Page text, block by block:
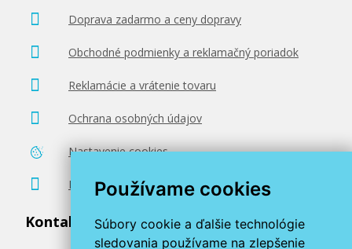
Používame cookies
Súbory cookie a ďalšie technológie
sledovania používame na zlepšenie
Doprava zadarmo a ceny dopravy
Obchodné podmienky a reklamačný poriadok
Reklamácie a vrátenie tovaru
Ochrana osobných údajov
Nastavenie cookies
Poradenstvo zadarmo
Kontaktujte nás